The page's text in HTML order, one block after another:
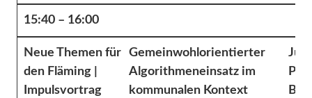
15:40 – 16:00
Neue Themen für
den Fläming |
Impulsvortrag
Gemeinwohlorientierter
Algorithmeneinsatz im
kommunalen Kontext